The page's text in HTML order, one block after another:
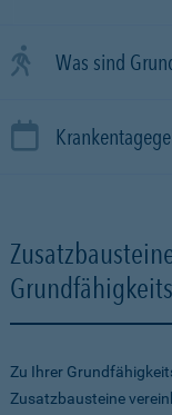
Was sind
Zu Ihrer
Zusatzbausteine